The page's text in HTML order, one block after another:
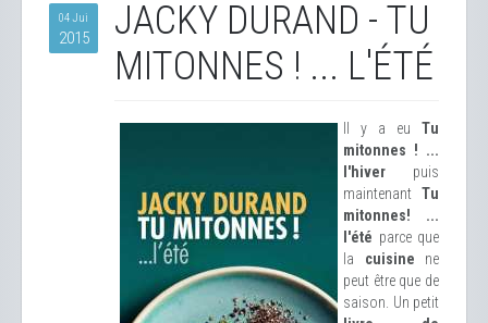
04 Jui
2015
JACKY DURAND - TU
MITONNES ! ... L'ÉTÉ
Il y a eu Tu
mitonnes ! ...
l'hiver puis
maintenant Tu
mitonnes! ...
l'été parce que
la cuisine ne
peut être que de
saison. Un petit